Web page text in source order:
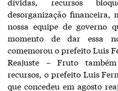
desorganização financeira,
nossa equipe de governo
momento de dar essa
comemorou o prefeito Luis
Reajuste – Fruto
recursos, o prefeito Luis
que concedeu em agosto